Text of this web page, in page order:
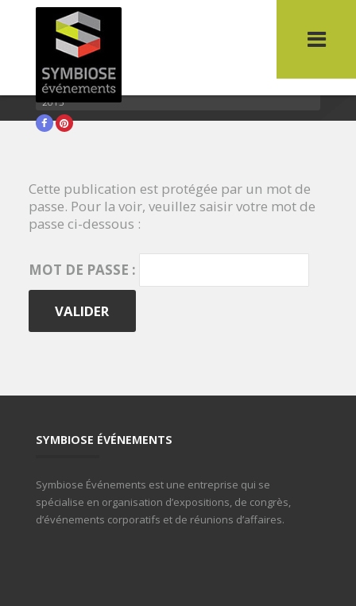
Facebook
Pinterest
Protégé : Liste des participants Salon
Sécurité civile 2015
You are here: Home
2015
Cette publication est protégée par un mot de
passe. Pour la voir, veuillez saisir votre mot de
passe ci-dessous :
MOT DE PASSE :
SYMBIOSE ÉVÉNEMENTS
Symbiose Événements est une entreprise qui se
spécialise en organisation d’expositions, de congrès,
d’événements corporatifs et de réunions d’affaires.